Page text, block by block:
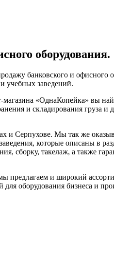
оборудования.
банковского и офисного
учебных заведений.
магазина «ОднаКопейка» вы
и складирования груза и
Серпухове. Мы так же
которые описаны в
сборку, такелаж, а также
предлагаем и широкий
оборудования бизнеса и